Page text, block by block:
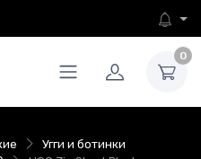
0
Угги и ботинки